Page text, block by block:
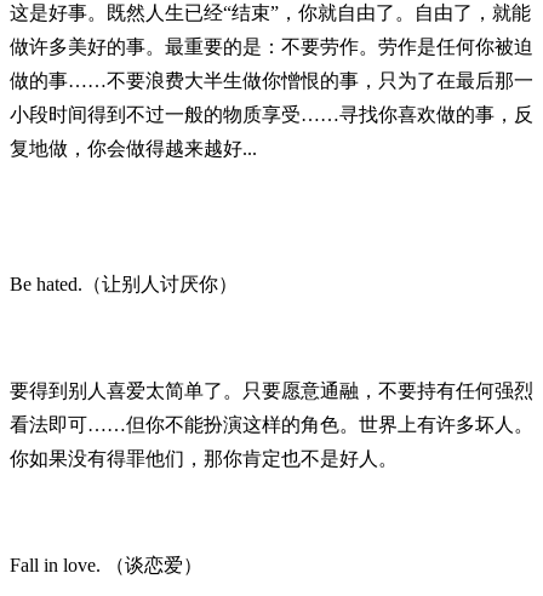
这是好事。既然人生已经“结束”，你就自由了。自由了，就能
做许多美好的事。最重要的是：不要劳作。劳作是任何你被迫
做的事……不要浪费大半生做你憎恨的事，只为了在最后那一
小段时间得到不过一般的物质享受……寻找你喜欢做的事，反
复地做，你会做得越来越好...
Be hated.（让别人讨厌你）
要得到别人喜爱太简单了。只要愿意通融，不要持有任何强烈
看法即可……但你不能扮演这样的角色。世界上有许多坏人。
你如果没有得罪他们，那你肯定也不是好人。
Fall in love. （谈恋爱）